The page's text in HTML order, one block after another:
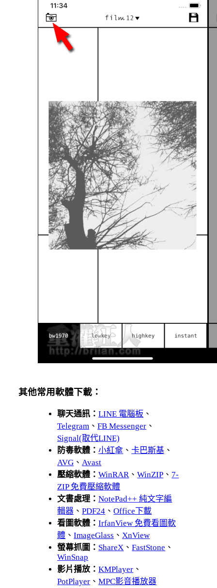
其他常用軟體下載：
聊天通訊：LINE 電腦板 、
Telegram 、FB Messenger 、
Signal(取代LINE)
防毒軟體：小紅傘 、卡巴斯基 、
AVG 、 Avast
壓縮軟體：WinRAR 、WinZIP 、 7-
ZIP 免費壓縮軟體
文書處理：NotePad++ 純文字編
輯器 、PDF24 、Office下載
看圖軟體：IrfanView 免費看圖軟
體 、ImageGlass 、 XnView
螢幕抓圖： ShareX 、FastStone 、
WinSnap
影片播放：KMPlayer 、
PotPlayer 、MPC影音播放器